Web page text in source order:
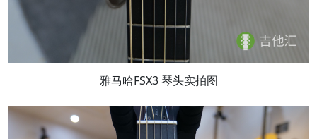
雅马哈FSX3 琴头实拍图